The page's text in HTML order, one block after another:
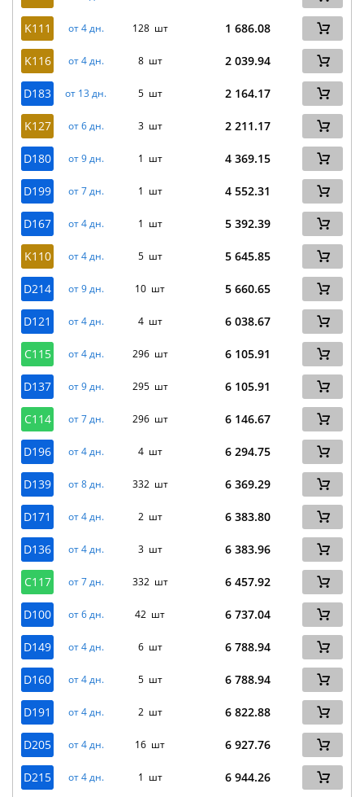
K111 от 4 дн. 128 шт 1 686.08
K116 от 4 дн. 8 шт 2 039.94
D183 от 13 дн. 5 шт 2 164.17
K127 от 6 дн. 3 шт 2 211.17
D180 от 9 дн. 1 шт 4 369.15
D199 от 7 дн. 1 шт 4 552.31
D167 от 4 дн. 1 шт 5 392.39
K110 от 4 дн. 5 шт 5 645.85
D214 от 9 дн. 10 шт 5 660.65
D121 от 4 дн. 4 шт 6 038.67
C115 от 4 дн. 296 шт 6 105.91
D137 от 9 дн. 295 шт 6 105.91
C114 от 7 дн. 296 шт 6 146.67
D196 от 4 дн. 4 шт 6 294.75
D139 от 8 дн. 332 шт 6 369.29
D171 от 4 дн. 2 шт 6 383.80
D136 от 4 дн. 3 шт 6 383.96
C117 от 7 дн. 332 шт 6 457.92
D100 от 6 дн. 42 шт 6 737.04
D149 от 4 дн. 6 шт 6 788.94
D160 от 4 дн. 5 шт 6 788.94
D191 от 4 дн. 2 шт 6 822.88
D205 от 4 дн. 16 шт 6 927.76
D215 от 4 дн. 1 шт 6 944.26